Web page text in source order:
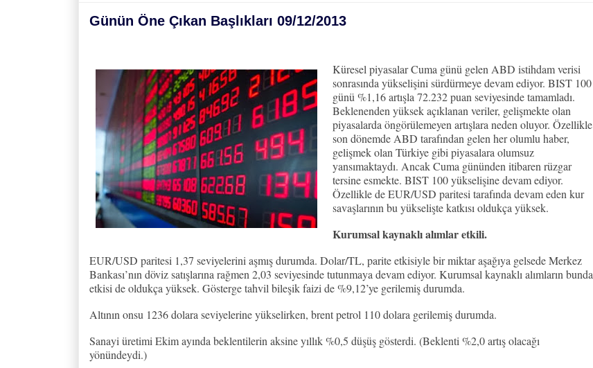
Günün Öne Çıkan Başlıkları 09/12/2013
Küresel piyasalar Cuma günü gelen ABD istihdam verisi
sonrasında yükselişini sürdürmeye devam ediyor. BIST 100
günü %1,16 artışla 72.232 puan seviyesinde tamamladı.
Beklenenden yüksek açıklanan veriler, gelişmekte olan
piyasalarda öngörülemeyen artışlara neden oluyor. Özellikle
son dönemde ABD tarafından gelen her olumlu haber,
gelişmek olan Türkiye gibi piyasalara olumsuz
yansımaktaydı. Ancak Cuma gününden itibaren rüzgar
tersine esmekte. BIST 100 yükselişine devam ediyor.
Özellikle de EUR/USD paritesi tarafında devam eden kur
savaşlarının bu yükselişte katkısı oldukça yüksek.
Kurumsal kaynaklı alımlar etkili.
EUR/USD paritesi 1,37 seviyelerini aşmış durumda. Dolar/TL, parite etkisiyle bir miktar aşağıya gelsede Merkez
Bankası’nın döviz satışlarına rağmen 2,03 seviyesinde tutunmaya devam ediyor. Kurumsal kaynaklı alımların bunda
etkisi de oldukça yüksek. Gösterge tahvil bileşik faizi de %9,12’ye gerilemiş durumda.
Altının onsu 1236 dolara seviyelerine yükselirken, brent petrol 110 dolara gerilemiş durumda.
Sanayi üretimi Ekim ayında beklentilerin aksine yıllık %0,5 düşüş gösterdi. (Beklenti %2,0 artış olacağı
yönündeydi.)